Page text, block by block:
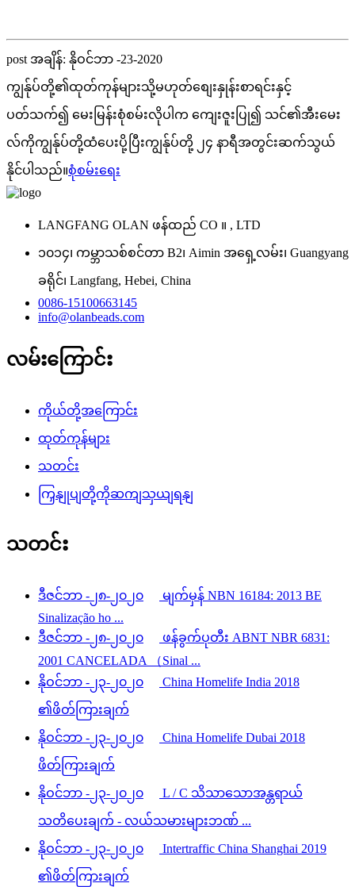
post အချိန်: နိုဝင်ဘာ -23-2020
ကျွန်ုပ်တို့၏ထုတ်ကုန်များသို့မဟုတ်စျေးနှုန်းစာရင်းနှင့်
ပတ်သက်၍ မေးမြန်းစုံစမ်းလိုပါက ကျေးဇူးပြု၍ သင်၏အီးမေး
လ်ကိုကျွန်ုပ်တို့ထံပေးပို့ပြီးကျွန်ုပ်တို့ ၂၄ နာရီအတွင်းဆက်သွယ်
နိုင်ပါသည်။စုံစမ်းရေး
LANGFANG OLAN ဖန်ထည် CO ။ , LTD
၁၀၁၄၊ ကမ္ဘာသစ်စင်တာ B2၊ Aimin အရှေ့လမ်း၊ Guangyang
ခရိုင်၊ Langfang, Hebei, China
0086-15100663145
info@olanbeads.com
လမ်းကြောင်း
ကိုယ်တို့အကြောင်း
ထုတ်ကုန်များ
သတင်း
ကြှနျုပျတို့ကိုဆကျသှယျရနျ
သတင်း
ဒီဇင်ဘာ -၂၈-၂၀၂၀
မျက်မှန် NBN 16184: 2013 BE
Sinalização ho ...
ဒီဇင်ဘာ -၂၈-၂၀၂၀
ဖန်ခွက်ပုတီး ABNT NBR 6831:
2001 CANCELADA （Sinal ...
နိုဝင်ဘာ -၂၃-၂၀၂၀
China Homelife India 2018
၏ဖိတ်ကြားချက်
နိုဝင်ဘာ -၂၃-၂၀၂၀ China Homelife Dubai 2018
ဖိတ်ကြားချက်
နိုဝင်ဘာ -၂၃-၂၀၂၀ L / C သိသာသောအန္တရာယ်
သတိပေးချက် - လယ်သမားများဘဏ် ...
နိုဝင်ဘာ -၂၃-၂၀၂၀ Intertraffic China Shanghai 2019
၏ဖိတ်ကြားချက်